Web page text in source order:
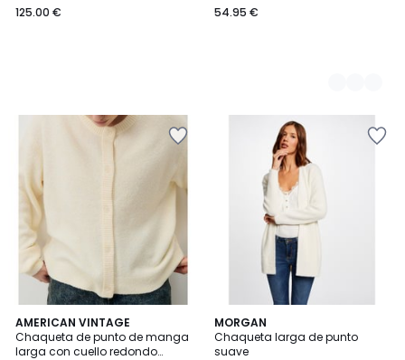
125.00 €
54.95 €
AMERICAN VINTAGE
Chaqueta de punto de manga
larga con cuello redondo
2
/
5
MORGAN
Chaqueta larga de punto
suave
4,2
/ 5